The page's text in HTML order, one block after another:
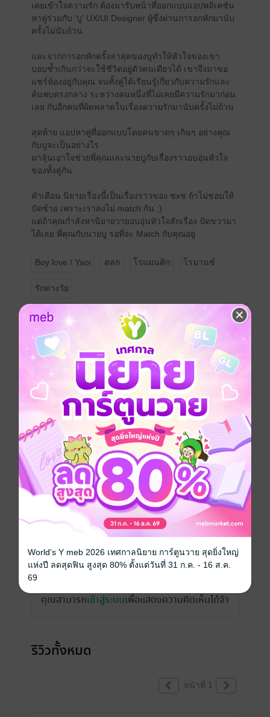
เคยเข้าใจความรัก ต้องมารับหน้าที่ออกแบบแอปพลิเคชัน
หาคู่ร่วมกับ 'บู' UX/UI Designer ผู้ซึ่งผ่านการอกหักมานับ
ครั้งไม่นับถ้วน
และจากการอกหักครั้งล่าสุดของบูทำให้หัวใจของเขา
บอบช้ำเกินกว่าจะใช้ชีวิตอยู่ตัวคนเดียวได้ เขาจึงมาขอ
แชร์ห้องอยู่กับคุณ จนทั้งคู่ได้เรียนรู้เกี่ยวกับความรักและ
ค้นพบตรงกลาง ระหว่างคนหนึ่งที่ไม่เคยมีความรักมาก่อน
เลย กับอีกคนที่ผิดพลาดในเรื่องความรักมานับครั้งไม่ถ้วน
สุดท้าย แอปหาคู่ที่ออกแบบโดยคนขาดๆ เกินๆ อย่างคุณ
กับบูจะเป็นอย่างไร
มาลุ้นเอาใจช่วยพี่คุณและนายบูกับเรื่องราวอบอุ่นหัวใจ
ของทั้งคู่กัน
คำเตือน นิยายเรื่องนี้เป็นเรื่องราวของ ชxช ถ้าไม่ชอบให้
ปัดซ้าย เพราะเราคงไม่ match กัน :)
แต่ถ้าคุณกำลังหานิยายวายอบอุ่นหัวใจสักเรื่อง ปัดขวามา
ได้เลย พี่คุณกับนายบู รอที่จะ Match กับคุณอยู่
Boy love / Yaoi ตลก โรแมนติก โรมานซ์
รักต่างวัย
ประเภทไฟล์ pdf, epub(สารบัญ)
วันที่วางขาย 20 มิถุนายน 2564
ความยาว 425 หน้า (≈ 90,590 คำ)
ราคาปก 199 บาท (ประหยัด 40%)
เรื่องที่คุณน่าจะสนใจ
เขียนรีวิวและให้เรตติ้ง
คุณสามารถเข้าสู่ระบบเพื่อแสดงความคิดเห็นได้จ้า
รีวิวทั้งหมด
หน้าที่ 1
World's Y meb 2026 เทศกาลนิยาย การ์ตูนวาย สุดยิ่งใหญ่
แห่งปี ลดสุดฟิน สูงสุด 80% ตั้งแต่วันที่ 31 ก.ค. - 16 ส.ค.
69